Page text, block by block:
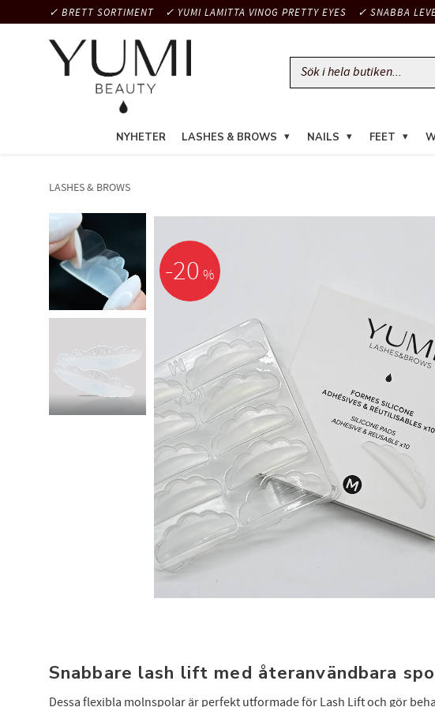
✓ BRETT SORTIMENT ✓ YUMI LAMITTA VINOG PRETTY EYES ✓ SNABBA
NYHETER LASHES & BROWS NAILS FEET
LASHES & BROWS
20 %
Snabbare lash lift med återanvändbara
Dessa flexibla molnspolar är perfekt utformade för Lash Lift och gör